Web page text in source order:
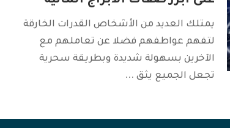
يمتلك العديد من الأشخاص القدرات الخارقة
لتفهم عواطفهم فضلا عن تعاملهم مع
الآخرين بسهولة شديدة وبطريقة سحرية
تجعل الجميع يثق ...